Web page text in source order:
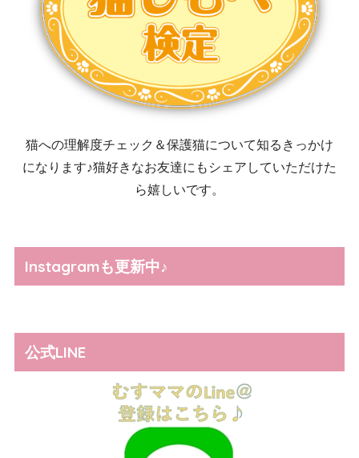
猫への理解度チェック＆保護猫について知るきっかけ
になります♪猫好きなお友達にもシェアしていただけた
ら嬉しいです。
Instagramも更新中♪
公式LINE